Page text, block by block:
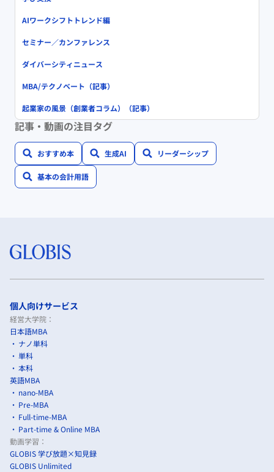
AIワークシフトトレンド編
セミナー／カンファレンス
ダイバーシティニュース
MBA/テクノベート（記事）
起業家の風景（創業者コラム）（記事）
記事・動画の注目タグ
おすすめ本 生成AI リーダーシップ
基本の会計用語
個人向けサービス
経営大学院：
日本語MBA
ナノ単科
単科
本科
英語MBA
nano-MBA
Pre-MBA
Full-time-MBA
Part-time & Online MBA
動画学習：
GLOBIS 学び放題×知見録
GLOBIS Unlimited